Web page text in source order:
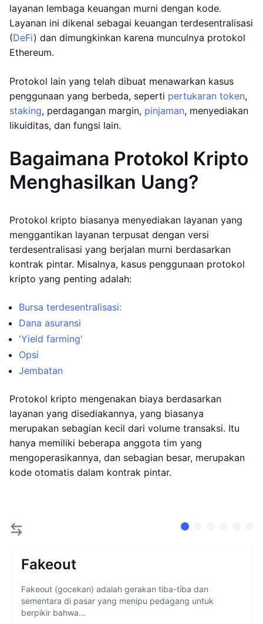
layanan lembaga keuangan murni dengan kode.
Layanan ini dikenal sebagai keuangan terdesentralisasi
(DeFi) dan dimungkinkan karena munculnya protokol
Ethereum.
Protokol lain yang telah dibuat menawarkan kasus
penggunaan yang berbeda, seperti pertukaran token,
staking, perdagangan margin, pinjaman, menyediakan
likuiditas, dan fungsi lain.
Bagaimana Protokol Kripto
Menghasilkan Uang?
Protokol kripto biasanya menyediakan layanan yang
menggantikan layanan terpusat dengan versi
terdesentralisasi yang berjalan murni berdasarkan
kontrak pintar. Misalnya, kasus penggunaan protokol
kripto yang penting adalah:
Bursa terdesentralisasi:
Dana asuransi
'Yield farming'
Opsi
Jembatan
Protokol kripto mengenakan biaya berdasarkan
layanan yang disediakannya, yang biasanya
merupakan sebagian kecil dari volume transaksi. Itu
hanya memiliki beberapa anggota tim yang
mengoperasikannya, dan sebagian besar, merupakan
kode otomatis dalam kontrak pintar.
Fakeout
Fakeout (gocekan) adalah gerakan tiba-tiba dan
sementara di pasar yang menipu pedagang untuk
berpikir bahwa...